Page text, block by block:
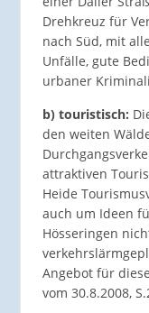
Drehkreuz für
nach Süd, mit
Unfälle, gute
urbaner
b) touristisch:
den weiten
attraktiven
Heide
auch um Ideen
Hösseringen
Angebot für
vom 30.8.2008,